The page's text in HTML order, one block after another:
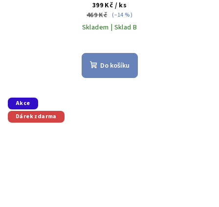
399 Kč / ks
469 Kč (–14 %)
Skladem | Sklad B
Do košíku
Akce
Dárek zdarma